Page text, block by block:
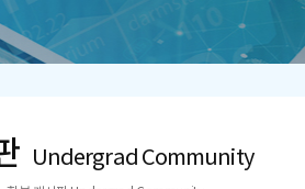
Undergrad Community